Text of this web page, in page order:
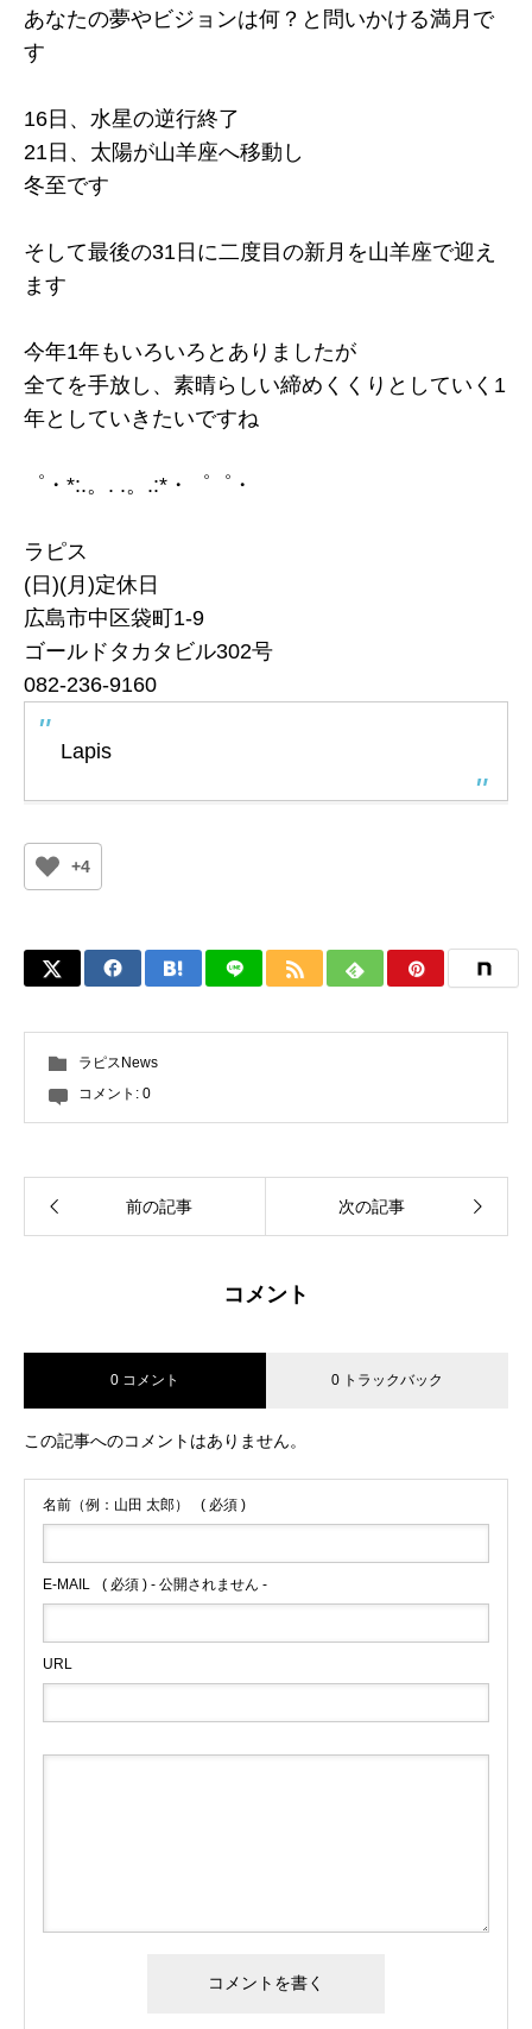
あなたの夢やビジョンは何？と問いかける満月で
す
16日、水星の逆行終了
21日、太陽が山羊座へ移動し
冬至です
そして最後の31日に二度目の新月を山羊座で迎え
ます
今年1年もいろいろとありましたが
全てを手放し、素晴らしい締めくくりとしていく1
年としていきたいですね
゜・*:.。. .。.:*・゜゜・
ラピス
(日)(月)定休日
広島市中区袋町1-9
ゴールドタカタビル302号
082-236-9160
Lapis
+4
ラピスNews
コメント: 0
前の記事 次の記事
コメント
0 コメント 0 トラックバック
この記事へのコメントはありません。
名前（例：山田 太郎） ( 必須 )
E-MAIL ( 必須 ) - 公開されません -
URL